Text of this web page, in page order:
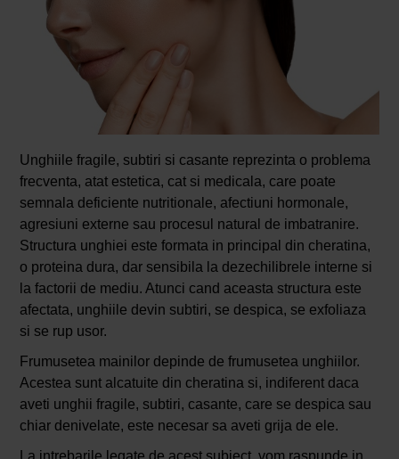
Unghiile fragile, subtiri si casante reprezinta o problema
frecventa, atat estetica, cat si medicala, care poate
semnala deficiente nutritionale, afectiuni hormonale,
agresiuni externe sau procesul natural de imbatranire.
Structura unghiei este formata in principal din cheratina,
o proteina dura, dar sensibila la dezechilibrele interne si
la factorii de mediu. Atunci cand aceasta structura este
afectata, unghiile devin subtiri, se despica, se exfoliaza
si se rup usor.
Frumusetea mainilor depinde de frumusetea unghiilor.
Acestea sunt alcatuite din cheratina si, indiferent daca
aveti unghii fragile, subtiri, casante, care se despica sau
chiar denivelate, este necesar sa aveti grija de ele.
La intrebarile legate de acest subiect, vom raspunde in